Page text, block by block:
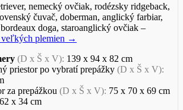
nemecký ovčiak, rodézsky ridgeback,
čuvač, doberman, anglický farbiar,
doga, staroanglický ovčiak –
plemien →
(D x Š x V): 139 x 94 x 82 cm
priestor po vybratí prepážky (D x Š x V):
za prepážkou (D x Š x V): 75 x 70 x 69 cm
62 x 34 cm